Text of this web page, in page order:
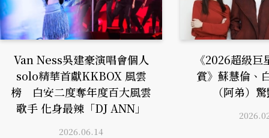
Van Ness吳建豪演唱會個人
solo精華首獻KKBOX 風雲
榜 白安二度奪年度百大風雲
歌手 化身最辣「DJ ANN」
2026.06.14
《2026超級
賞》蘇慧倫、
（阿弟）